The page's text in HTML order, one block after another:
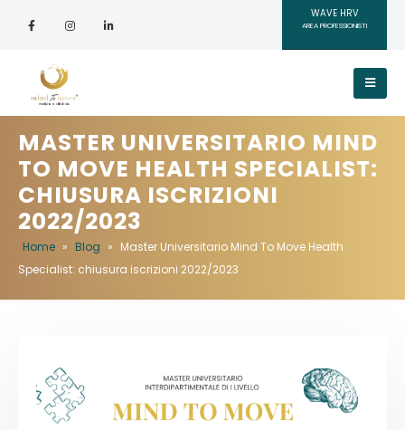
WAVE HRV
AREA PROFESSIONISTI
MASTER UNIVERSITARIO MIND
TO MOVE HEALTH SPECIALIST:
CHIUSURA ISCRIZIONI
2022/2023
Home » Blog » Master Universitario Mind To Move Health
Specialist: chiusura iscrizioni 2022/2023